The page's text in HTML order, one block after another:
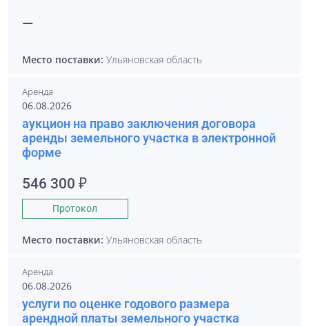
—
Место поставки: Ульяновская область
Аренда
06.08.2026
аукцион на право заключения договора
аренды земельного участка в электронной
форме
546 300 ₽
Протокол
Место поставки: Ульяновская область
Аренда
06.08.2026
услуги по оценке годового размера
арендной платы земельного участка